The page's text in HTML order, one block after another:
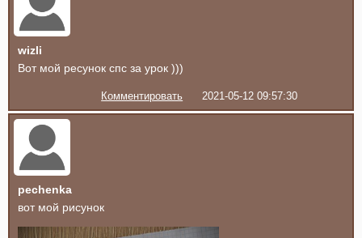
wizli
Вот мой ресунок спс за урок )))
Комментировать 2021-05-12 09:57:30
pechenka
вот мой рисунок